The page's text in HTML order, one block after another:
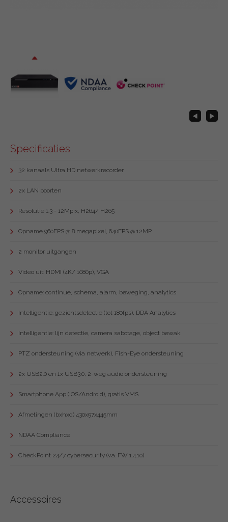
Specificaties
32 kanaals Ultra HD netwerkrecorder
2x LAN poorten
Resolutie 1.3 - 12Mpix, H264/ H265
Opname 960FPS @ 8 megapixel, 640FPS @ 12MP
2 monitor uitgangen
Video uit: HDMI (4K/ 1080p), VGA
Opname: continue, schema, alarm, beweging, analytics
Intelligentie: gezichtsdetectie (tot 180fps), DDA Analytics
Intelligentie: lijn detectie, camera sabotage, object bewak
PTZ ondersteuning (via netwerk), Fish-Eye ondersteuning
2x USB2.0 en 1x USB3.0, 2-weg audio ondersteuning
Smartphone App (iOS/Android), gratis VMS
Afmetingen (bxhxd) 430x97x445mm
NDAA Compliance
CheckPoint 24/7 cybersecurity (v.a. FW 1.4.10)
Accessoires